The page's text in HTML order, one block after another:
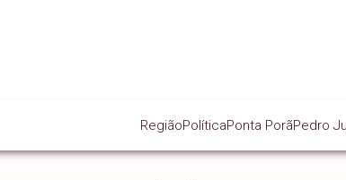
RegiãoPolíticaPonta PorãPedro